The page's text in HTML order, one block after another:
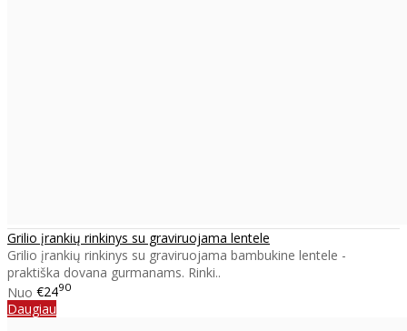
Grilio įrankių rinkinys su graviruojama lentele
Grilio įrankių rinkinys su graviruojama bambukine lentele -
praktiška dovana gurmanams. Rinki..
Nuo €2490
Daugiau